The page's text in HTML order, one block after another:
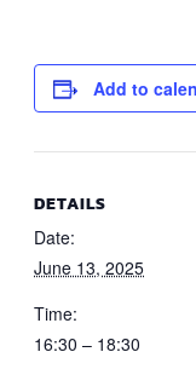
Add to
DETAILS
Date:
June 13, 2025
Time:
16:30 – 18:30